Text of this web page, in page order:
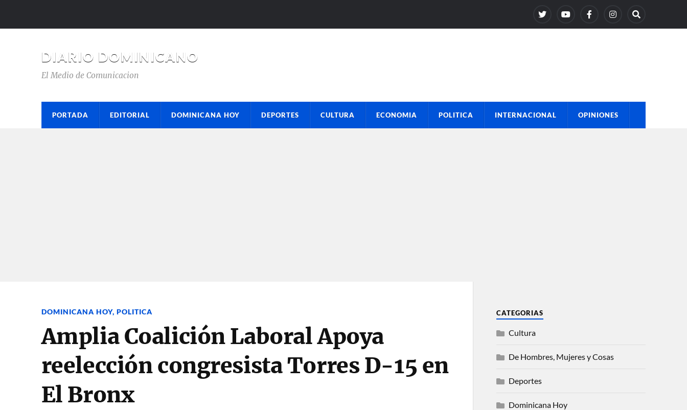
DIARIO DOMINICANO
El Medio de Comunicacion
PORTADA EDITORIAL DOMINICANA HOY DEPORTES CULTURA ECONOMIA POLITICA INTERNACIONAL OPINIONES
DOMINICANA HOY, POLITICA
Amplia Coalición Laboral Apoya
reelección congresista Torres D-15 en
El Bronx
CATEGORIAS
Cultura
De Hombres, Mujeres y Cosas
Deportes
Dominicana Hoy